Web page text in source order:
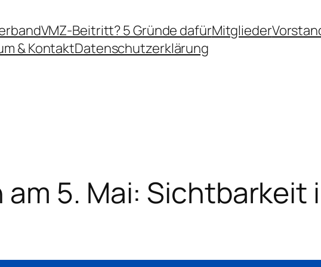
VMZ-Beitritt? 5 Gründe dafürMitglieder
& KontaktDatenschutzerklärung
5. Mai: Sichtbarkeit